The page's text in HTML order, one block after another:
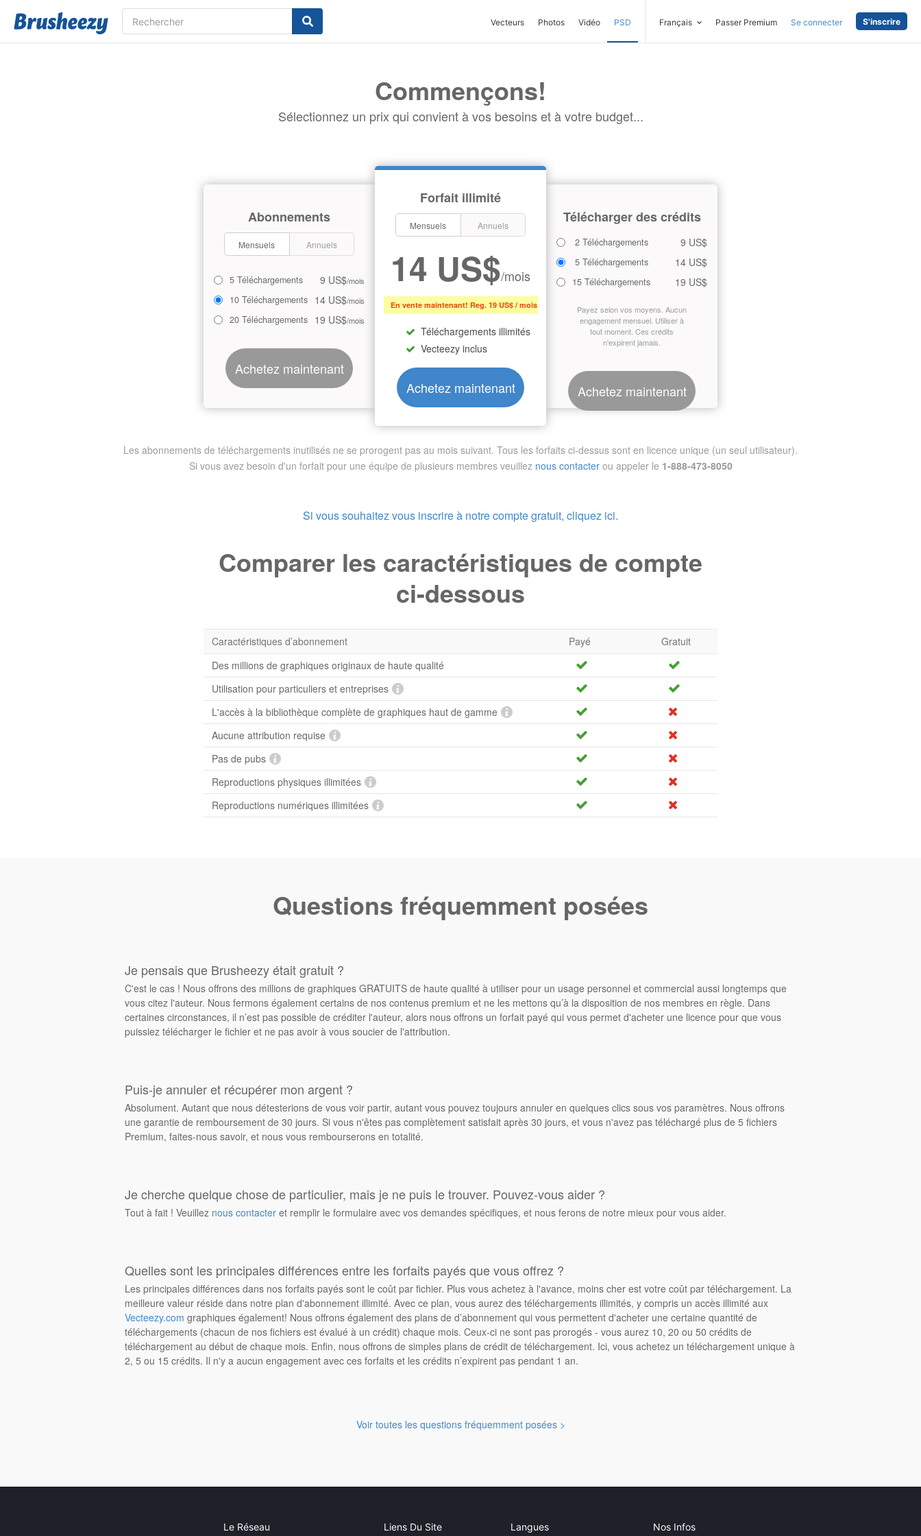
Vecteurs Photos Vidéo PSD Français Passer Premium Se connecter S'inscrire
Commençons!
Sélectionnez un prix qui convient à vos besoins et à votre budget...
Forfait illimité
Mensuels Annuels
14 US$/mois
En vente maintenant! Reg. 19 US$ / mois
Téléchargements illimités
Vecteezy inclus
Achetez maintenant
Abonnements
Mensuels Annuels
5 Téléchargements 9 US$/mois
10 Téléchargements 14 US$/mois
20 Téléchargements 19 US$/mois
Achetez maintenant
Télécharger des crédits
2 Téléchargements 9 US$
5 Téléchargements 14 US$
15 Téléchargements 19 US$
Payez selon vos moyens. Aucun
engagement mensuel. Utiliser à
tout moment. Ces crédits
n'expirent jamais.
Achetez maintenant
Les abonnements de téléchargements inutilisés ne se prorogent pas au mois suivant. Tous les forfaits ci-dessus sont en licence unique (un seul utilisateur).
Si vous avez besoin d'un forfait pour une équipe de plusieurs membres veuillez nous contacterou appeler le 1-888-473-8050
Si vous souhaitez vous inscrire à notre compte gratuit, cliquez ici.
Comparer les caractéristiques de compte
ci-dessous
Caractéristiques d’abonnement Payé
Gratuit
Des millions de graphiques originaux de haute qualité
Utilisation pour particuliers et entreprises
L'accès à la bibliothèque complète de graphiques haut de gamme
Aucune attribution requise
Pas de pubs
Reproductions physiques illimitées
Reproductions numériques illimitées
Questions fréquemment posées
Je pensais que Brusheezy était gratuit ?
C'est le cas ! Nous offrons des millions de graphiques GRATUITS de haute qualité à utiliser pour un usage personnel et commercial aussi longtemps que
vous citez l'auteur. Nous fermons également certains de nos contenus premium et ne les mettons qu’à la disposition de nos membres en règle. Dans
certaines circonstances, il n’est pas possible de créditer l'auteur, alors nous offrons un forfait payé qui vous permet d'acheter une licence pour que vous
puissiez télécharger le fichier et ne pas avoir à vous soucier de l'attribution.
Puis-je annuler et récupérer mon argent ?
Absolument. Autant que nous détesterions de vous voir partir, autant vous pouvez toujours annuler en quelques clics sous vos paramètres. Nous offrons
une garantie de remboursement de 30 jours. Si vous n'êtes pas complètement satisfait après 30 jours, et vous n'avez pas téléchargé plus de 5 fichiers
Premium, faites-nous savoir, et nous vous rembourserons en totalité.
Je cherche quelque chose de particulier, mais je ne puis le trouver. Pouvez-vous aider ?
Tout à fait ! Veuillez nous contacter et remplir le formulaire avec vos demandes spécifiques, et nous ferons de notre mieux pour vous aider.
Quelles sont les principales différences entre les forfaits payés que vous offrez ?
Les principales différences dans nos forfaits payés sont le coût par fichier. Plus vous achetez à l'avance, moins cher est votre coût par téléchargement. La
meilleure valeur réside dans notre plan d'abonnement illimité. Avec ce plan, vous aurez des téléchargements illimités, y compris un accès illimité aux
Vecteezy.com graphiques également! Nous offrons également des plans de d’abonnement qui vous permettent d'acheter une certaine quantité de
téléchargements (chacun de nos fichiers est évalué à un crédit) chaque mois. Ceux-ci ne sont pas prorogés - vous aurez 10, 20 ou 50 crédits de
téléchargement au début de chaque mois. Enfin, nous offrons de simples plans de crédit de téléchargement. Ici, vous achetez un téléchargement unique à
2, 5 ou 15 crédits. Il n'y a aucun engagement avec ces forfaits et les crédits n’expirent pas pendant 1 an.
Voir toutes les questions fréquemment posées >
Le Réseau Liens Du Site Langues Nos Infos